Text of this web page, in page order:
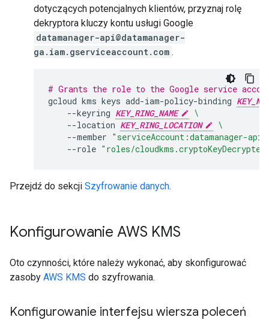
dotyczących potencjalnych klientów, przyznaj rolę
dekryptora kluczy kontu usługi Google
datamanager-api@datamanager-
ga.iam.gserviceaccount.com .
# Grants the role to the Google service
gcloud kms keys add-iam-policy-binding
--keyring KEY_RING_NAME
\
--location KEY_RING_LOCATION
\
--member "serviceAccount:datamanager-
--role "roles/
Przejdź do sekcji Szyfrowanie danych.
Konfigurowanie AWS KMS
Oto czynności, które należy wykonać, aby skonfigurować
zasoby AWS KMS do szyfrowania.
Konfigurowanie interfejsu wiersza poleceń